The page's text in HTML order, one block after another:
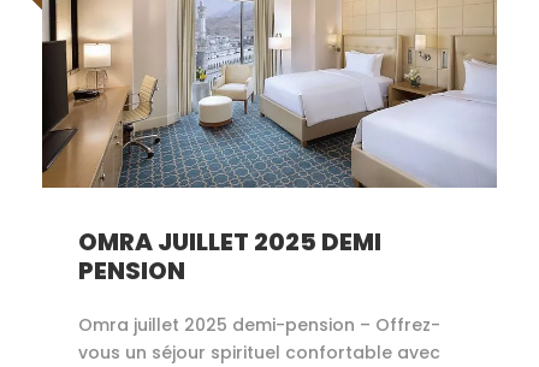
OMRA JUILLET 2025 DEMI
PENSION
Omra juillet 2025 demi-pension – Offrez-
vous un séjour spirituel confortable avec